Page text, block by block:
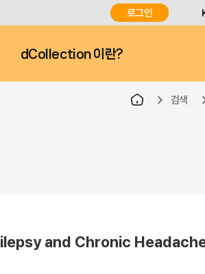
로그인
dCollection 이란?
검색
and Chronic